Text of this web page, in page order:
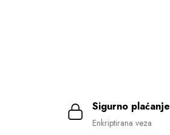
Sigurno plaćanje
Enkriptirana veza